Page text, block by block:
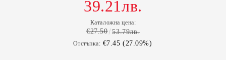
39.21лв.
Каталожна цена:
€27.50 53.79лв.
Отстъпка: €7.45 (27.09%)